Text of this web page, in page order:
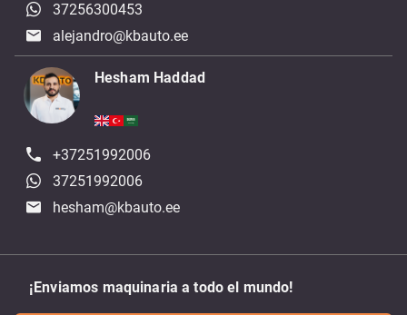
37256300453
alejandro@kbauto.ee
Hesham Haddad
+37251992006
37251992006
hesham@kbauto.ee
¡Enviamos maquinaria a todo el mundo!